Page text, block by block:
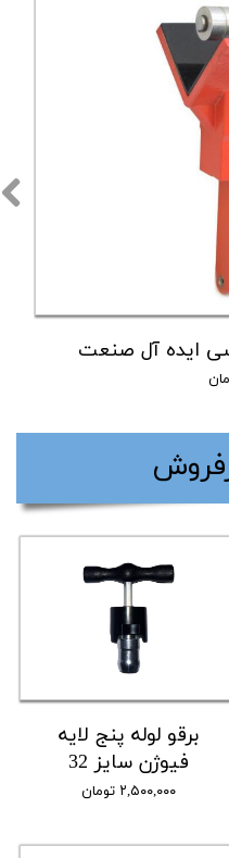
ایده آل صنعت
برقو لوله پنج لایه
فیوژن سایز 32
۲,۵۰۰,۰۰۰ تومان